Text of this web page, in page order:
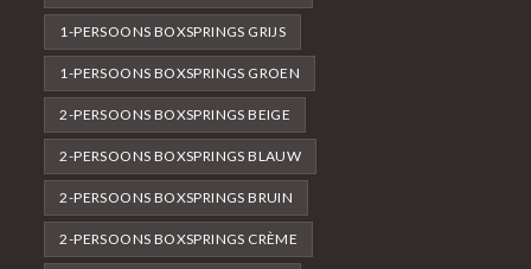
1-PERSOONS BOXSPRINGS GRIJS
1-PERSOONS BOXSPRINGS GROEN
2-PERSOONS BOXSPRINGS BEIGE
2-PERSOONS BOXSPRINGS BLAUW
2-PERSOONS BOXSPRINGS BRUIN
2-PERSOONS BOXSPRINGS CRÈME